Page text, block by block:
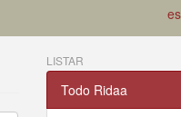
LISTAR
Todo Ridaa